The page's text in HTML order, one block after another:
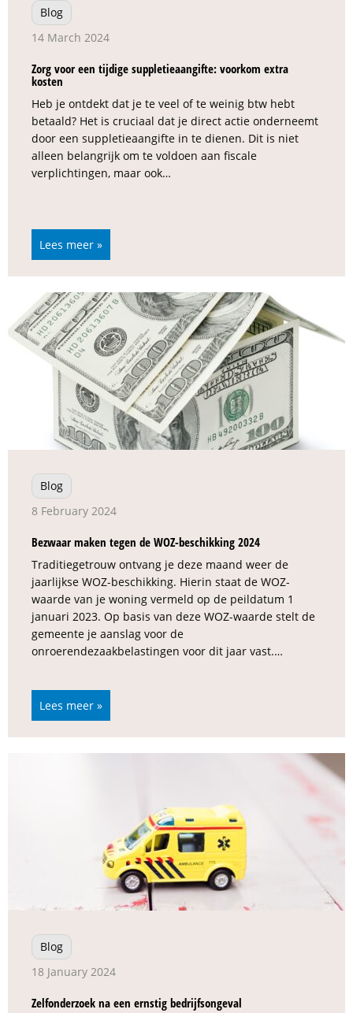
Blog
14 March 2024
Zorg voor een tijdige suppletieaangifte: voorkom extra
kosten
Heb je ontdekt dat je te veel of te weinig btw hebt
betaald? Het is cruciaal dat je direct actie onderneemt
door een suppletieaangifte in te dienen. Dit is niet
alleen belangrijk om te voldoen aan fiscale
verplichtingen, maar ook…
Lees meer »
Blog
8 February 2024
Bezwaar maken tegen de WOZ-beschikking 2024
Traditiegetrouw ontvang je deze maand weer de
jaarlijkse WOZ-beschikking. Hierin staat de WOZ-
waarde van je woning vermeld op de peildatum 1
januari 2023. Op basis van deze WOZ-waarde stelt de
gemeente je aanslag voor de
onroerendezaakbelastingen voor dit jaar vast.…
Lees meer »
Blog
18 January 2024
Zelfonderzoek na een ernstig bedrijfsongeval